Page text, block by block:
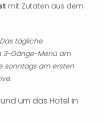
mit Zutaten aus dem
tägliche
3-Gänge-Menü am
sonntags am ersten
um das Hotel in